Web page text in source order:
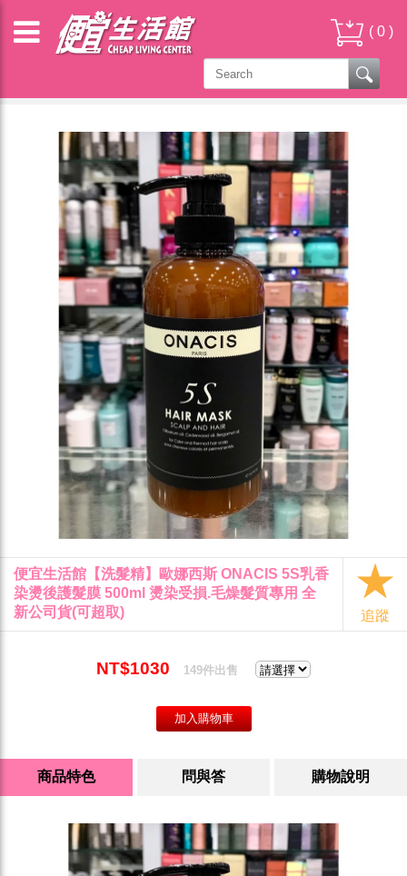
( 0 )
雅如詩 ENIE & 歐娜西斯ONACIS
便宜生活館【洗髮精】歐娜西斯 ONACIS 5S乳香
染燙後護髮膜 500ml 燙染受損.毛燥髮質專用 全
新公司貨(可超取)
追蹤
NT$1030 149件出售
商品特色 問與答 購物說明